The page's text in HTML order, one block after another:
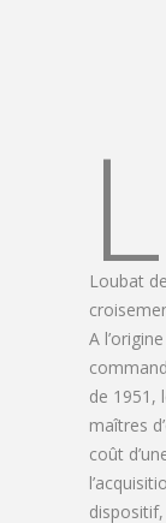
L
Loubat
A
de 1951,
maîtres
coût